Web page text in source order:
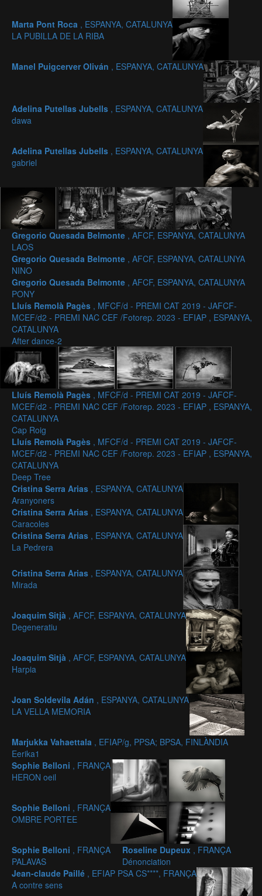
Marta Pont Roca , ESPANYA, CATALUNYA
LA PUBILLA DE LA RIBA
Manel Puigcerver Oliván , ESPANYA, CATALUNYA
Adelina Putellas Jubells , ESPANYA, CATALUNYA
dawa
Adelina Putellas Jubells , ESPANYA, CATALUNYA
gabriel
Gregorio Quesada Belmonte , AFCF, ESPANYA, CATALUNYA
LAOS
Gregorio Quesada Belmonte , AFCF, ESPANYA, CATALUNYA
NINO
Gregorio Quesada Belmonte , AFCF, ESPANYA, CATALUNYA
PONY
Lluís Remolà Pagès , MFCF/d - PREMI CAT 2019 - JAFCF-
MCEF/d2 - PREMI NAC CEF /Fotorep. 2023 - EFIAP , ESPANYA,
CATALUNYA
After dance-2
Lluís Remolà Pagès , MFCF/d - PREMI CAT 2019 - JAFCF-
MCEF/d2 - PREMI NAC CEF /Fotorep. 2023 - EFIAP , ESPANYA,
CATALUNYA
Cap Roig
Lluís Remolà Pagès , MFCF/d - PREMI CAT 2019 - JAFCF-
MCEF/d2 - PREMI NAC CEF /Fotorep. 2023 - EFIAP , ESPANYA,
CATALUNYA
Deep Tree
Cristina Serra Arias , ESPANYA, CATALUNYA
Aranyoners
Cristina Serra Arias , ESPANYA, CATALUNYA
Caracoles
Cristina Serra Arias , ESPANYA, CATALUNYA
La Pedrera
Cristina Serra Arias , ESPANYA, CATALUNYA
Mirada
Joaquim Sitjà , AFCF, ESPANYA, CATALUNYA
Degeneratiu
Joaquim Sitjà , AFCF, ESPANYA, CATALUNYA
Harpia
Joan Soldevila Adán , ESPANYA, CATALUNYA
LA VELLA MEMORIA
Marjukka Vahaettala , EFIAP/g, PPSA; BPSA, FINLÀNDIA
Eerika1
Sophie Belloni , FRANÇA
HERON oeil
Sophie Belloni , FRANÇA
OMBRE PORTEE
Sophie Belloni , FRANÇA
PALAVAS
Roseline Dupeux , FRANÇA
Dénonciation
Jean-claude Paillé , EFIAP PSA CS****, FRANÇA
A contre sens